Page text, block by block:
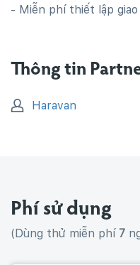
- Miễn phí thiết lập
Thông tin
Haravan
Phí sử dụng
(Dùng thử miễn phí 7